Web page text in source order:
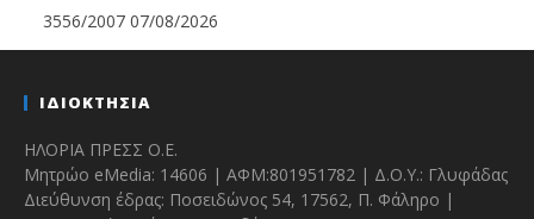
3556/2007 07/08/2026
ΙΔΙΟΚΤΗΣΙΑ
ΗΛΟΡΙΑ ΠΡΕΣΣ Ο.Ε.
Μητρώο eMedia: 14606 | ΑΦΜ:801951782 | Δ.Ο.Υ.: Γλυφάδας
Διεύθυνση έδρας: Ποσειδώνος 54, 17562, Π. Φάληρο |